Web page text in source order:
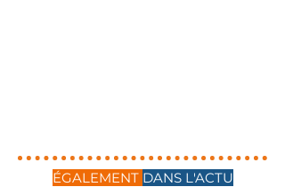
ÉGALEMENT DANS L'ACTU